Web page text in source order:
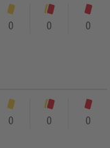
0 0 0
0 0 0